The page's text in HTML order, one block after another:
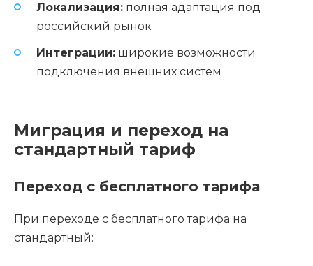
Локализация: полная адаптация под
российский рынок
Интеграции: широкие возможности
подключения внешних систем
Миграция и переход на
стандартный тариф
Переход с бесплатного тарифа
При переходе с бесплатного тарифа на
стандартный: